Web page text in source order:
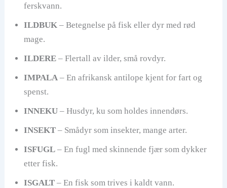
ferskvann.
ILDBUK– Betegnelse på fisk eller dyr med rød
mage.
ILDERE– Flertall av ilder, små rovdyr.
IMPALA– En afrikansk antilope kjent for fart og
spenst.
INNEKU– Husdyr, ku som holdes innendørs.
INSEKT– Smådyr som insekter, mange arter.
ISFUGL– En fugl med skinnende fjær som dykker
etter fisk.
ISGALT– En fisk som trives i kaldt vann.